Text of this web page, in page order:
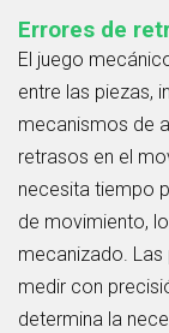
Errores de
El juego
entre las piezas,
mecanismos de
retrasos en el
necesita tiempo
de movimiento,
mecanizado.
medir con
determina la